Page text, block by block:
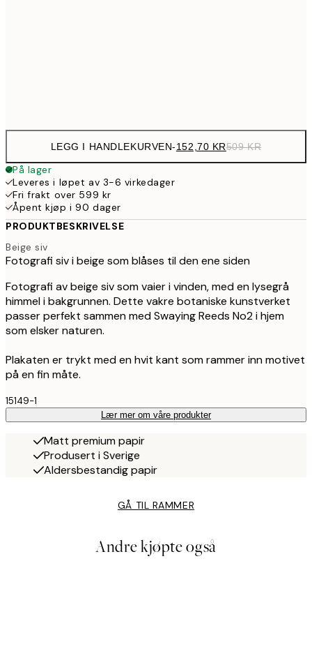
LEGG I HANDLEKURVEN-152,70 KR509 KR
På lager
Leveres i løpet av 3-6 virkedager
Fri frakt over 599 kr
Åpent kjøp i 90 dager
PRODUKTBESKRIVELSE
Beige siv
Fotografi siv i beige som blåses til den ene siden
Fotografi av beige siv som vaier i vinden, med en lysegrå
himmel i bakgrunnen. Dette vakre botaniske kunstverket
passer perfekt sammen med Swaying Reeds No2 i hjem
som elsker naturen.
Plakaten er trykt med en hvit kant som rammer inn motivet
på en fin måte.
15149-1
Lær mer om våre produkter
Matt premium papir
Produsert i Sverige
Aldersbestandig papir
GÅ TIL RAMMER
Andre kjøpte også